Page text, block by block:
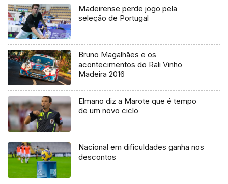
Madeirense perde jogo pela
seleção de Portugal
Bruno Magalhães e os
acontecimentos do Rali Vinho
Madeira 2016
Elmano diz a Marote que é tempo
de um novo ciclo
Nacional em dificuldades ganha nos
descontos